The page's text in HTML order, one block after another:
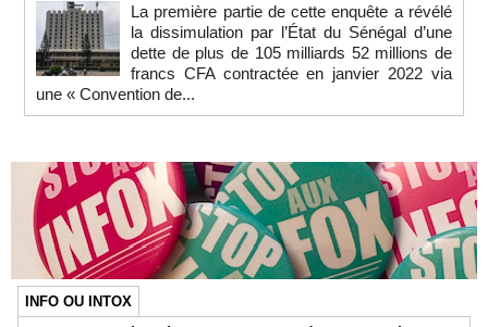
La première partie de cette enquête a révélé
la dissimulation par l’État du Sénégal d’une
dette de plus de 105 milliards 52 millions de
francs CFA contractée en janvier 2022 via
une « Convention de...
INFO OU INTOX